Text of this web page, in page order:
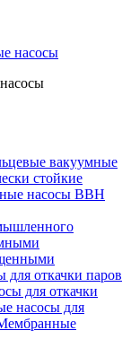
вакуумные
стойкие
насосы ВВН
для откачки паров
для откачки
насосы для